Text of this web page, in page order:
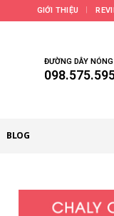
GIỚI THIỆU
ĐƯỜNG DÂY NÓNG
BLOG